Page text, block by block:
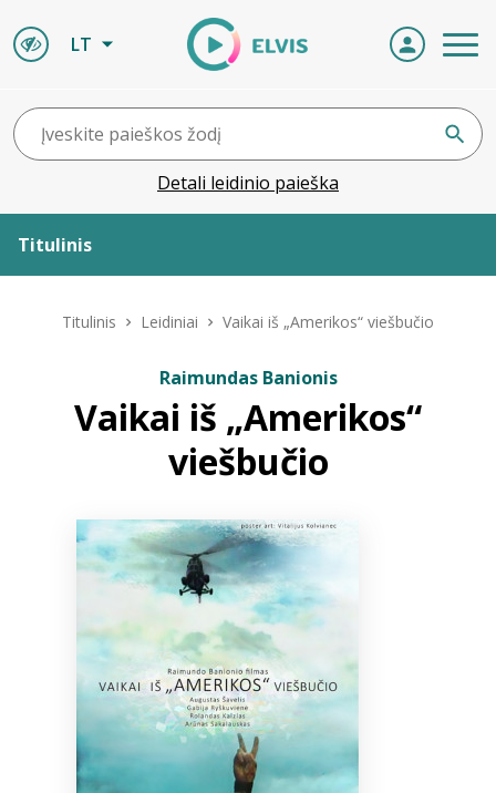
LT
Detali leidinio paieška
Titulinis
ELVIS atvyksta
Bibliotekoms
info@elvislab.lt
Titulinis Leidiniai Vaikai iš „Amerikos“ viešbučio
Raimundas Banionis
Vaikai iš „Amerikos“
viešbučio